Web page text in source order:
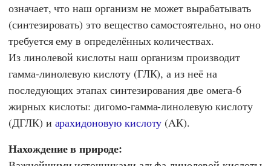
означает, что наш организм не может вырабатывать
(синтезировать) это вещество самостоятельно, но оно
требуется ему в определённых количествах.
Из линолевой кислоты наш организм производит
гамма-линолевую кислоту (ГЛК), а из неё на
последующих этапах синтезирования две омега-6
жирных кислоты: дигомо-гамма-линолевую кислоту
(ДГЛК) и арахидоновую кислоту (AК).
Нахождение в природе: